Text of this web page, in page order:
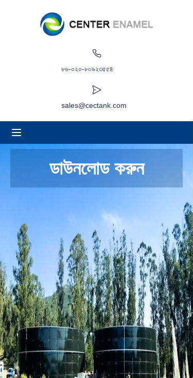
৮৬-০২০-৮০৯২৩৫৫৪
sales@cectank.com
ডাউনলোড করুন
অ্যাপ্লিকেশন
প্রকল্পের কেস
অনুরোধ উদ্ধৃতি
যোগাযোগ